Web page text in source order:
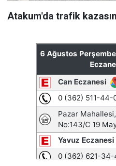
Atakum'da trafik